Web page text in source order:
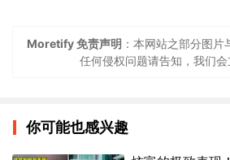
Moretify 免责声明 ：本网站之部分图
任何侵权问题请告知，我们会
你可能也感兴趣